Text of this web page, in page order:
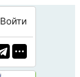
Войти